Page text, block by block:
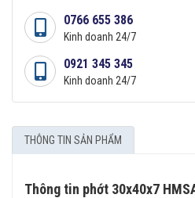
0766 655 386
Kinh doanh 24/7
0921 345 345
Kinh doanh 24/7
THÔNG TIN SẢN PHẨM
Thông tin phớt 30x40x7